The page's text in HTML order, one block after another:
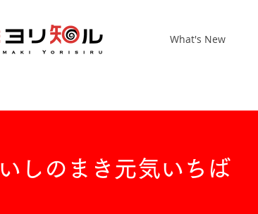
What's New
いしのまき元気いちば